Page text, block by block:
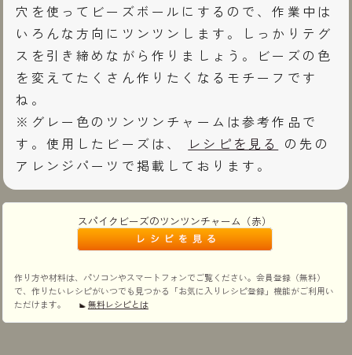
穴を使ってビーズボールにするので、作業中は
いろんな方向にツンツンします。しっかりテグ
スを引き締めながら作りましょう。ビーズの色
を変えてたくさん作りたくなるモチーフです
ね。
※グレー色のツンツンチャームは参考作品で
す。使用したビーズは、
レシピを見る
の先の
アレンジパーツで掲載しております。
スパイクビーズのツンツンチャーム（赤）
作り方や材料は、パソコンやスマートフォンでご覧ください。会員登録（無料）
で、作りたいレシピがいつでも見つかる「お気に入りレシピ登録」機能がご利用い
ただけます。
無料レシピとは